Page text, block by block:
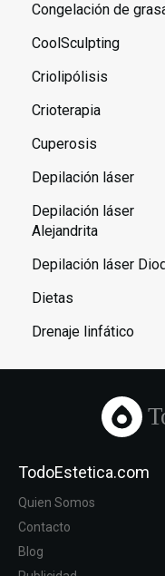
Congelación de
CoolSculpting
Criolipólisis
Crioterapia
Cuperosis
Depilación láser
Depilación láser
Alejandrita
Depilación láser
Dietas
Drenaje linfático
TodoEstetica.com
Quien Somos
Contacto
Blog